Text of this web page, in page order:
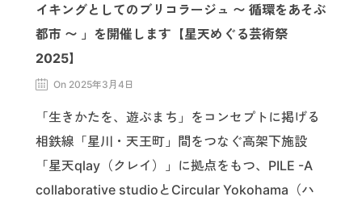
イキングとしてのブリコラージュ 〜 循環をあそぶ
都市 〜 」を開催します【星天めぐる芸術祭
2025】
On 2025年3月4日
「生きかたを、遊ぶまち」をコンセプトに掲げる
相鉄線「星川・天王町」間をつなぐ高架下施設
「星天qlay（クレイ）」に拠点をもつ、PILE -A
collaborative studioとCircular Yokohama（ハ